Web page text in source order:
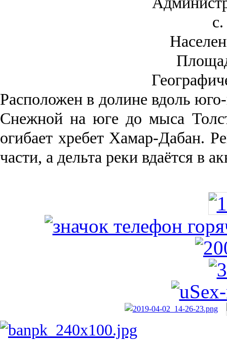
Рас­положен в долине вдоль
Снежной на юге до мыса
огибает хребет Хамар-Дабан.
части, а дельта реки вда­ётся в